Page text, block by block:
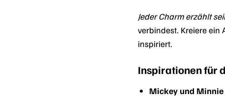
Jeder Charm erzählt
verbindest. Kreiere
inspiriert.
Inspirationen für
Mickey und